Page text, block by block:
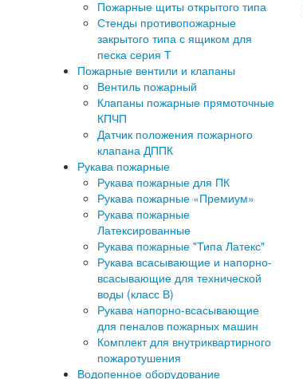
Пожарные щиты открытого типа
Стенды противопожарные
закрытого типа с ящиком для
песка серия Т
Пожарные вентили и клапаны
Вентиль пожарный
Клапаны пожарные прямоточные
КПЧП
Датчик положения пожарного
клапана ДППК
Рукава пожарные
Рукава пожарные для ПК
Рукава пожарные «Премиум»
Рукава пожарные
Латексированные
Рукава пожарные "Типа Латекс"
Рукава всасывающие и напорно-
всасывающие для технической
воды (класс В)
Рукава напорно-всасывающие
для пеналов пожарных машин
Комплект для внутриквартирного
пожаротушения
Водопенное оборудование